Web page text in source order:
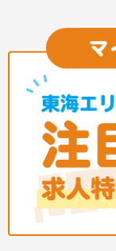
さい。